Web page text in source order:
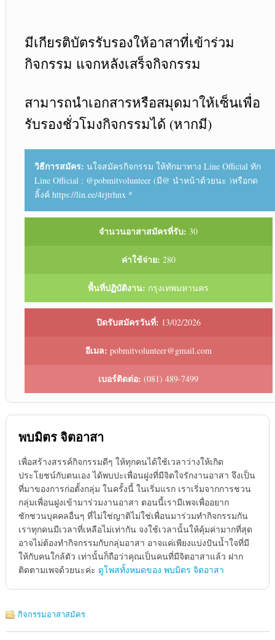
มีเกียรติบัตรรับรองให้อาสาที่เข้าร่วม
กิจกรรม แจกหลังเสร็จกิจกรรม
สามารถนำเอกสารหรือสมุดมาให้เซ็นเพื่อ
รับรองชั่วโมงกิจกรรมได้ (หากมี)
วิธีการสมัคร: นใจสมัครกิจกรรม ให้ทักมาทาง Line Official ทัก
Line Official : @pobmitvolunteer (มี@ นำหน้าด้วยนะ )หรือกด
ลิ้งค์ https://lin.ee/4rjtrhnx *
จำนวนอาสาสมัครที่รับ: 30
ค่าใช้จ่าย: 280
พื้นที่ปฏิบัติงาน: กรุงเทพมหานคร
ปิดรับสมัครวันที่: 13/02/2026
อีเมล: pobmitvolunteer@gmail.com
เบอร์ติดต่อ: (081) 489-7499
พบมิตร จิตอาสา
เพื่อสร้างสรรค์กิจกรรมดีๆ ให้ทุกคนได้ใช้เวลาว่างให้เกิด
ประโยชน์กับตนเอง ได้พบปะเพื่อนฝูงที่มีจิตใจรักงานอาสา จึงเป็น
ที่มาของการก่อตั้งกลุ่ม ในครั้งนี้ ในเริ่มแรก เราเริ่มจากการชวน
กลุ่มเพื่อนฝูงเข้ามาร่วมงานอาสา ตอนนี้เรามีเพจเพื่ออยาก
ชักชวนบุคคลอื่นๆ ที่ไม่ใช่ญาติไม่ใช่เพื่อนมาร่วมทำกิจกรรมกัน
เราทุกคนมีเวลาที่เหลือไม่เท่ากัน จงใช้เวลานั้นให้คุ้มค่ามากที่สุด
อาจไม่ต้องทำกิจกรรมกับกลุ่มอาสา อาจแค่เพียงแบ่งปันน้ำใจที่มี
ให้กับคนใกล้ตัว เท่านั้นก็ถือว่าคุณเป็นคนที่มีจิตอาสาแล้ว ฝาก
ติดตามเพจด้วยนะค่ะ ดูโพสทั้งหมดของ พบมิตร จิตอาสา
กิจกรรมอาสาสมัคร